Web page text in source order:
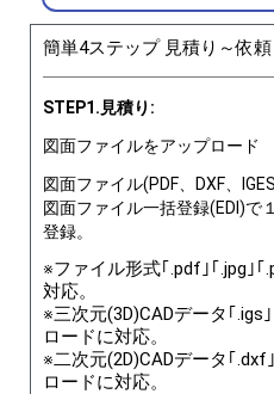
簡単4ステップ 見積り～依
STEP1.見積り:
図面ファイルをアップロード
図面ファイル(PDF、DXF、
図面ファイル一括登録(EDI)で
登録。
※ファイル形式｢.pdf｣｢.jpg｣｢
対応。
※三次元(3D)CADデータ｢
ロードに対応。
※二次元(2D)CADデータ｢
ロードに対応。